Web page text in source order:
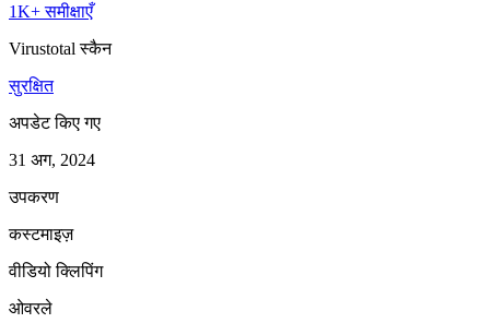
1K+ समीक्षाएँ
Virustotal स्कैन
सुरक्षित
अपडेट किए गए
31 अग, 2024
उपकरण
कस्टमाइज़
वीडियो क्लिपिंग
ओवरले